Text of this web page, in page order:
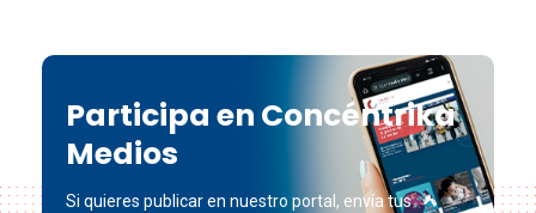
Participa en Concéntrika
Medios
Si quieres publicar en nuestro portal, envía tus